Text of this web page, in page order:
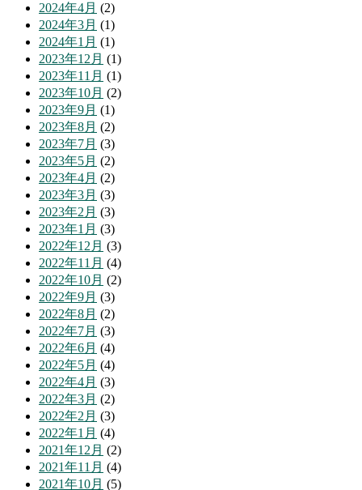
2024年4月 (2)
2024年3月 (1)
2024年1月 (1)
2023年12月 (1)
2023年11月 (1)
2023年10月 (2)
2023年9月 (1)
2023年8月 (2)
2023年7月 (3)
2023年5月 (2)
2023年4月 (2)
2023年3月 (3)
2023年2月 (3)
2023年1月 (3)
2022年12月 (3)
2022年11月 (4)
2022年10月 (2)
2022年9月 (3)
2022年8月 (2)
2022年7月 (3)
2022年6月 (4)
2022年5月 (4)
2022年4月 (3)
2022年3月 (2)
2022年2月 (3)
2022年1月 (4)
2021年12月 (2)
2021年11月 (4)
2021年10月 (5)